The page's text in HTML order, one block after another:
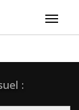
: